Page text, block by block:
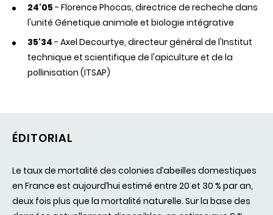
24'05 - Florence Phocas, directrice de recheche dans
l'unité Génetique animale et biologie intégrative
35'34 - Axel Decourtye, directeur général de l'Institut
technique et scientifique de l'apiculture et de la
pollinisation (ITSAP)
ÉDITORIAL
Le taux de mortalité des colonies d’abeilles domestiques
en France est aujourd’hui estimé entre 20 et 30 % par an,
deux fois plus que la mortalité naturelle. Sur la base des